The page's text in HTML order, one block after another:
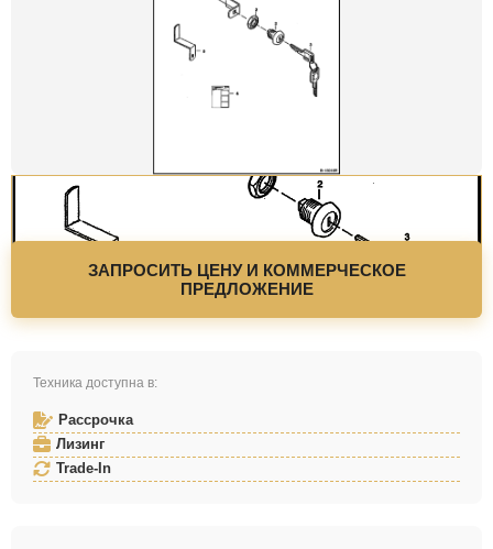
ЗАПРОСИТЬ ЦЕНУ И КОММЕРЧЕСКОЕ
ПРЕДЛОЖЕНИЕ
Техника доступна в:
Рассрочка
Лизинг
Trade-In